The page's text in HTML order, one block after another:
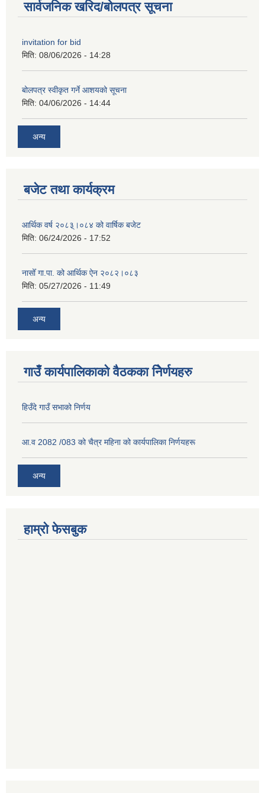
सार्वजनिक खरिद/बोलपत्र सूचना
invitation for bid
मिति: 08/06/2026 - 14:28
बोलपत्र स्वीकृत गर्ने आशयको सूचना
मिति: 04/06/2026 - 14:44
अन्य
बजेट तथा कार्यक्रम
आर्थिक वर्ष २०८३्।०८४ को वार्षिक बजेट
मिति: 06/24/2026 - 17:52
नासोँ गा.पा. को आर्थिक ऐन २०८२।०८३
मिति: 05/27/2026 - 11:49
अन्य
गाउँ कार्यपालिकाको वैठकका निेर्णयहरु
हिउँदे गाउँ सभाको निर्णय
आ.व 2082 /083 को चैत्र महिना को कार्यपालिका निर्णयहरू
अन्य
हाम्रो फेसबुक